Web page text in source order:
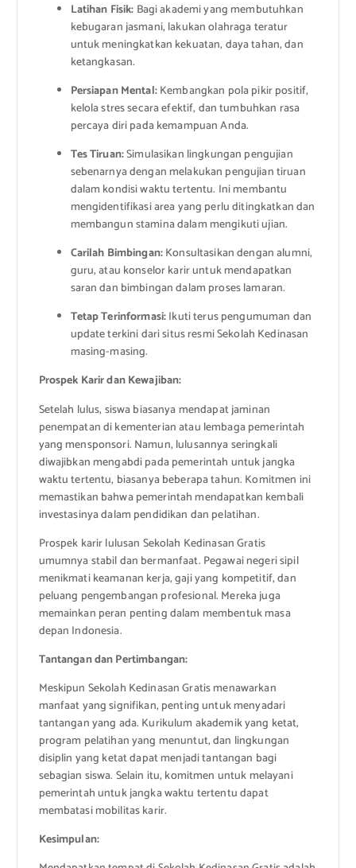
Latihan Fisik: Bagi akademi yang membutuhkan
kebugaran jasmani, lakukan olahraga teratur
untuk meningkatkan kekuatan, daya tahan, dan
ketangkasan.
Persiapan Mental:Kembangkan pola pikir positif,
kelola stres secara efektif, dan tumbuhkan rasa
percaya diri pada kemampuan Anda.
Tes Tiruan:Simulasikan lingkungan pengujian
sebenarnya dengan melakukan pengujian tiruan
dalam kondisi waktu tertentu. Ini membantu
mengidentifikasi area yang perlu ditingkatkan dan
membangun stamina dalam mengikuti ujian.
Carilah Bimbingan:Konsultasikan dengan alumni,
guru, atau konselor karir untuk mendapatkan
saran dan bimbingan dalam proses lamaran.
Tetap Terinformasi:Ikuti terus pengumuman dan
update terkini dari situs resmi Sekolah Kedinasan
masing-masing.
Prospek Karir dan Kewajiban:
Setelah lulus, siswa biasanya mendapat jaminan
penempatan di kementerian atau lembaga pemerintah
yang mensponsori. Namun, lulusannya seringkali
diwajibkan mengabdi pada pemerintah untuk jangka
waktu tertentu, biasanya beberapa tahun. Komitmen ini
memastikan bahwa pemerintah mendapatkan kembali
investasinya dalam pendidikan dan pelatihan.
Prospek karir lulusan Sekolah Kedinasan Gratis
umumnya stabil dan bermanfaat. Pegawai negeri sipil
menikmati keamanan kerja, gaji yang kompetitif, dan
peluang pengembangan profesional. Mereka juga
memainkan peran penting dalam membentuk masa
depan Indonesia.
Tantangan dan Pertimbangan:
Meskipun Sekolah Kedinasan Gratis menawarkan
manfaat yang signifikan, penting untuk menyadari
tantangan yang ada. Kurikulum akademik yang ketat,
program pelatihan yang menuntut, dan lingkungan
disiplin yang ketat dapat menjadi tantangan bagi
sebagian siswa. Selain itu, komitmen untuk melayani
pemerintah untuk jangka waktu tertentu dapat
membatasi mobilitas karir.
Kesimpulan: